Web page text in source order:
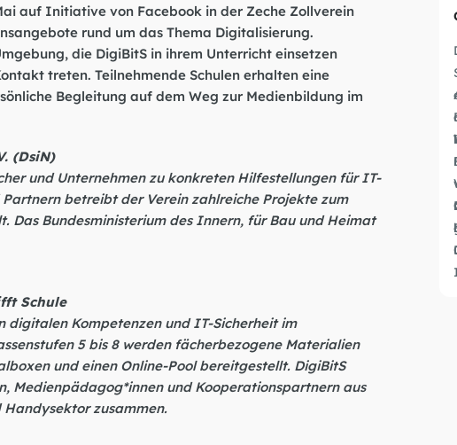
auf Initiative von Facebook in der Zeche Zollverein
rund um das Thema Digitalisierung.
die DigiBitS in ihrem Unterricht einsetzen
treten. Teilnehmende Schulen erhalten eine
Begleitung auf dem Weg zur Medienbildung im
(DsiN)
und Unternehmen zu konkreten Hilfestellungen für IT-
betreibt der Verein zahlreiche Projekte zum
Das Bundesministerium des Innern, für Bau und Heimat
Schule
digitalen Kompetenzen und IT-Sicherheit im
5 bis 8 werden fächerbezogene Materialien
und einen Online-Pool bereitgestellt. DigiBitS
Medienpädagog*innen und Kooperationspartnern aus
zusammen.